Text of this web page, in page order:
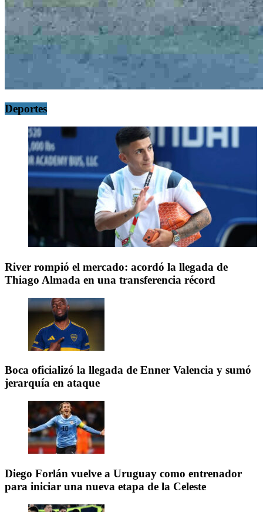
Deportes
River rompió el mercado: acordó la llegada de
Thiago Almada en una transferencia récord
Boca oficializó la llegada de Enner Valencia y sumó
jerarquía en ataque
Diego Forlán vuelve a Uruguay como entrenador
para iniciar una nueva etapa de la Celeste